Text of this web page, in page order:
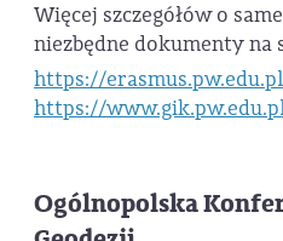
Więcej szczegółów o
niezbędne dokumenty na
https://
https://
Ogólnopolska